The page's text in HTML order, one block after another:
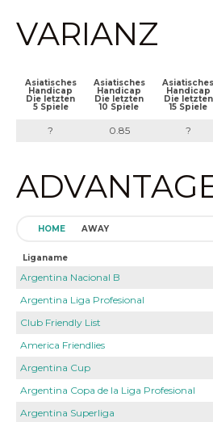
VARIANZ
Asiatisches
Handicap
Die letzten
5 Spiele
Asiatisches
Handicap
Die letzten
10 Spiele
Asiatisches
Handicap
Die letzten
15 Spiele
? 0.85 ?
HOME AWAY
Liganame
Argentina Nacional B
Argentina Liga Profesional
Club Friendly List
America Friendlies
Argentina Cup
Argentina Copa de la Liga Profesional
Argentina Superliga